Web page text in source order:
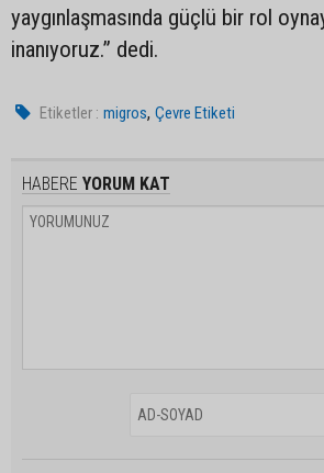
yaygınlaşmasında güçlü bir rol
inanıyoruz.” dedi.
Etiketler : migros,Çevre Etiketi
HABERE YORUM KAT